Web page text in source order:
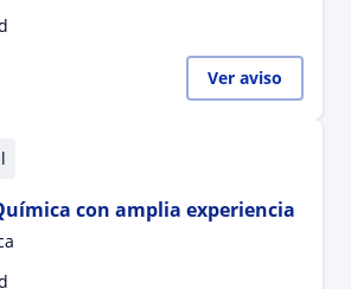
Ver aviso
con amplia experiencia